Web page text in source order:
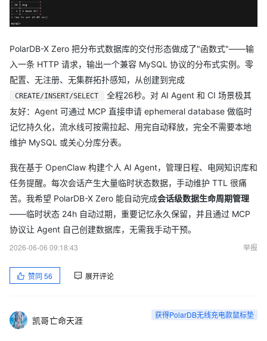
PolarDB-X Zero 把分布式数据库的交付形态做成了"函数式"——输
入一条 HTTP 请求，输出一个兼容 MySQL 协议的分布式实例。零
配置、无注册、无集群拓扑感知，从创建到完成
CREATE/INSERT/SELECT
全程26秒。对 AI Agent 和 CI 场景极其
友好：Agent 可通过 MCP 直接申请 ephemeral database 做临时
记忆持久化，流水线可按需拉起、用完自动释放，完全不需要本地
维护 MySQL 或关心分库分表。
我在基于 OpenClaw 构建个人 AI Agent，管理日程、电网知识库和
任务提醒。每次会话产生大量临时状态数据，手动维护 TTL 很痛
苦。我希望 PolarDB-X Zero 能自动完成会话级数据生命周期管理
——临时状态 24h 自动过期，重要记忆永久保留，并且通过 MCP
协议让 Agent 自己创建数据库，无需我手动干预。
2026-06-06 09:18:43
举报
赞同 56 展开评论
凯哥亡命天涯 获得PolarDB无线充电款鼠标垫